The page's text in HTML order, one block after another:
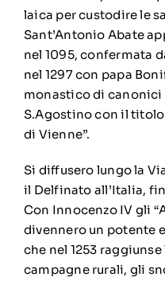
laica per custodire le
Sant’Antonio Abate
nel 1095, confermata
nel 1297 con papa
monastico di canonici
S.Agostino con il
di Vienne”.
Si diffusero lungo la
il Delfinato all’Italia,
Con Innocenzo IV gli
divennero un potente
che nel 1253
campagne rurali, gli